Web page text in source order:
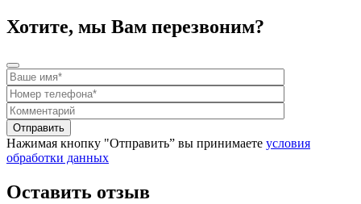
Хотите, мы Вам перезвоним?
Нажимая кнопку "Отправить” вы принимаете условия
обработки данных
Оставить отзыв